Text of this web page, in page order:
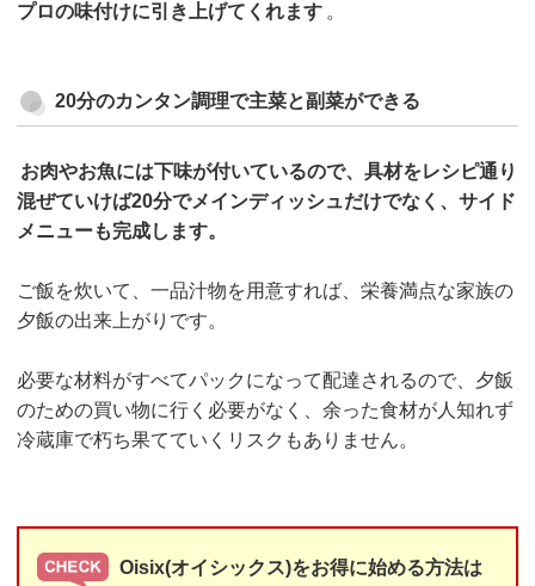
プロの味付けに引き上げてくれます 。
20分のカンタン調理で主菜と副菜ができる
お肉やお魚には下味が付いているので、具材をレシピ通り
混ぜていけば20分でメインディッシュだけでなく、サイド
メニューも完成します。
ご飯を炊いて、一品汁物を用意すれば、栄養満点な家族の
夕飯の出来上がりです。
必要な材料がすべてパックになって配達されるので、夕飯
のための買い物に行く必要がなく、余った食材が人知れず
冷蔵庫で朽ち果てていくリスクもありません。
Oisix(オイシックス)をお得に始める方法は